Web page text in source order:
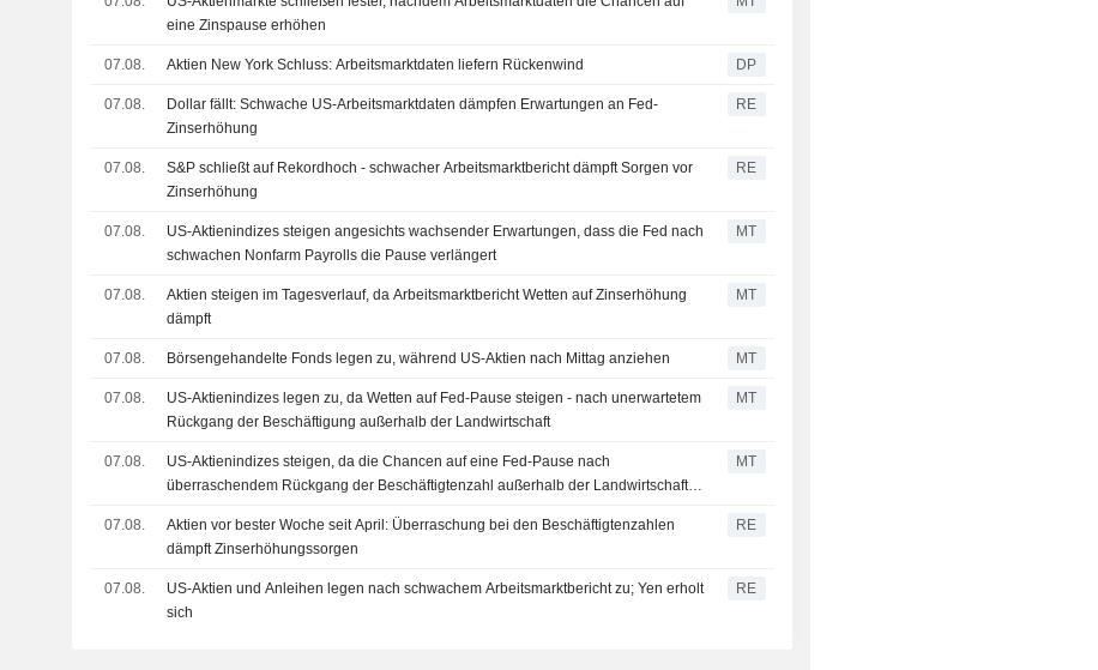
eine Zinspause erhöhen
07.08. Aktien New York Schluss: Arbeitsmarktdaten liefern Rückenwind DP
07.08.
Dollar fällt: Schwache US-Arbeitsmarktdaten dämpfen Erwartungen an Fed-
Zinserhöhung
RE
07.08.
S&P schließt auf Rekordhoch - schwacher Arbeitsmarktbericht dämpft Sorgen vor
Zinserhöhung
RE
07.08.
US-Aktienindizes steigen angesichts wachsender Erwartungen, dass die Fed nach
schwachen Nonfarm Payrolls die Pause verlängert
MT
07.08.
Aktien steigen im Tagesverlauf, da Arbeitsmarktbericht Wetten auf Zinserhöhung
dämpft
MT
07.08. Börsengehandelte Fonds legen zu, während US-Aktien nach Mittag anziehen MT
07.08.
US-Aktienindizes legen zu, da Wetten auf Fed-Pause steigen - nach unerwartetem
Rückgang der Beschäftigung außerhalb der Landwirtschaft
MT
07.08.
US-Aktienindizes steigen, da die Chancen auf eine Fed-Pause nach
überraschendem Rückgang der Beschäftigtenzahl außerhalb der Landwirtschaft
MT
07.08.
Aktien vor bester Woche seit April: Überraschung bei den Beschäftigtenzahlen
dämpft Zinserhöhungssorgen
RE
07.08.
US-Aktien und Anleihen legen nach schwachem Arbeitsmarktbericht zu; Yen erholt
sich
RE